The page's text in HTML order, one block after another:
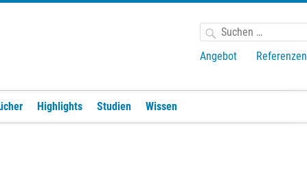
Suchen
Angebot Referenzen
Highlights Studien Wissen